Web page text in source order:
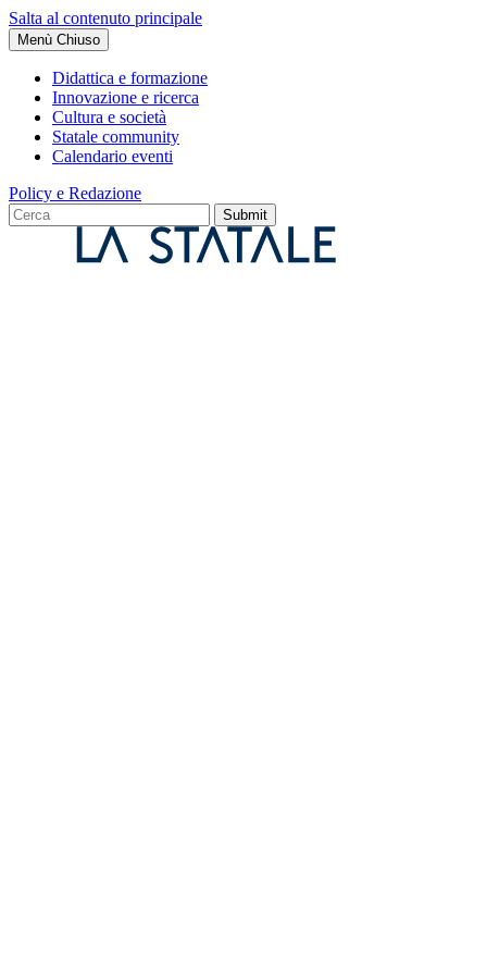
Salta al contenuto principale
Menù Chiuso
Didattica e formazione
Innovazione e ricerca
Cultura e società
Statale community
Calendario eventi
Policy e Redazione